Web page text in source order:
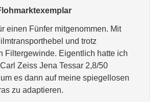
einen Fünfer mitgenommen. Mit
und trotz
Filtergewinde. Eigentlich hatte ich
Zeiss Jena Tessar 2,8/50
es dann auf meine spiegellosen
zu adaptieren.